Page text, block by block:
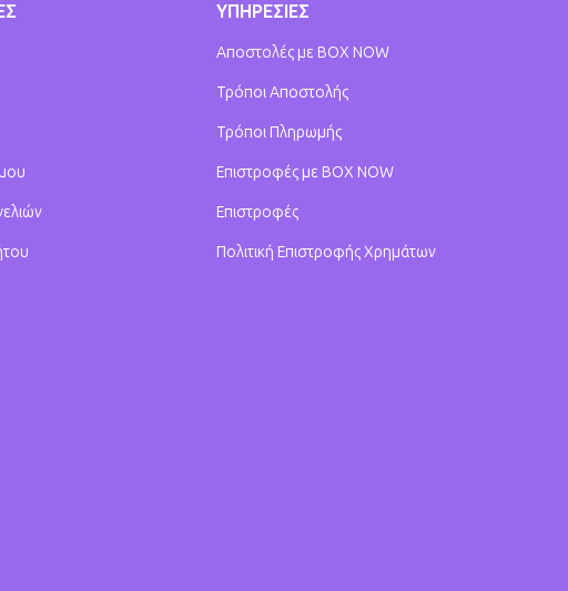
ΥΠΗΡΕΣΙΕΣ
Αποστολές με BOX NOW
Τρόποι Αποστολής
Τρόποι Πληρωμής
Επιστροφές με BOX NOW
Επιστροφές
Πολιτική Επιστροφής Χρημάτων